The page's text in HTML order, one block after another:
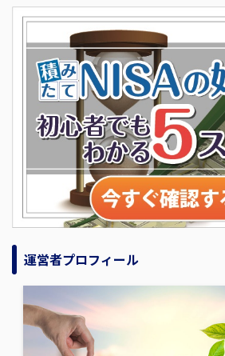
運営者プロフィール